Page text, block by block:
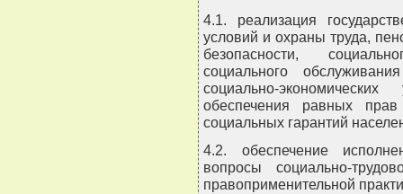
4.1. реализация
условий и охраны труда,
безопасности,
социального
социально-
обеспечения равных
социальных гарантий
4.2. обеспечение
вопросы социально-
правоприменительной